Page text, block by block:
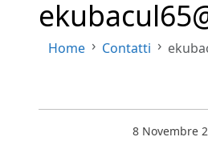
Home Contatti
8 Novembre